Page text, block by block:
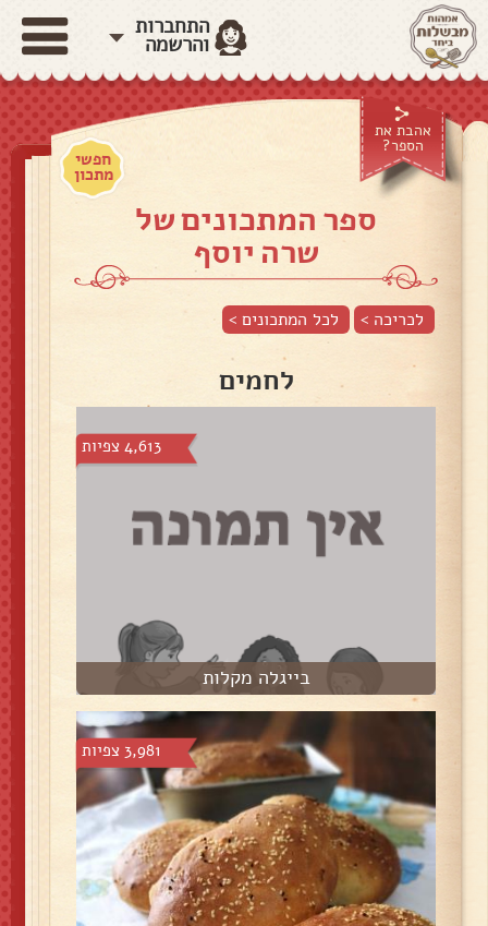
התחברות
והרשמה
אהבת את
הספר?
חפשי
מתכון
ספר המתכונים של
שרה יוסף
לכריכה > לכל המתכונים >
לחמים
4,613 צפיות
בייגלה מקלות
3,981 צפיות